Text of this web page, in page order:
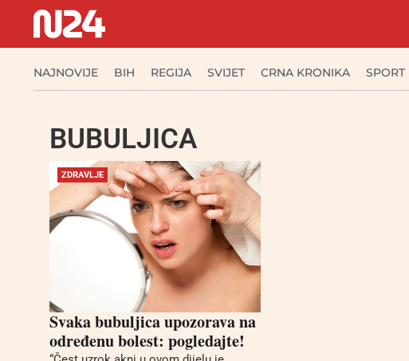
NAJNOVIJE BIH REGIJA SVIJET CRNA KRONIKA SPORT
BUBULJICA
ZDRAVLJE
Svaka bubuljica upozorava na
određenu bolest: pogledajte!